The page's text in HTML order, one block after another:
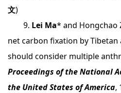
文)
9. Lei Ma* and Hongchao
net carbon fixation by Tibetan
should consider multiple
Proceedings of the National
the United States of America,